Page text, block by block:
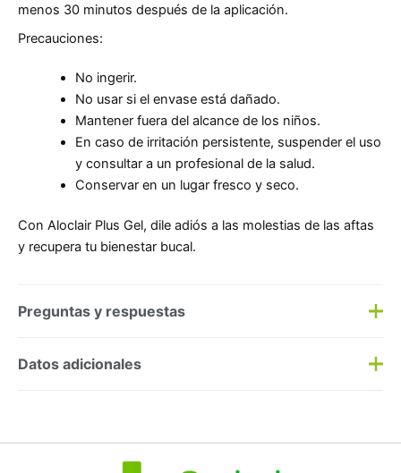
menos 30 minutos después de la aplicación.
Precauciones:
No ingerir.
No usar si el envase está dañado.
Mantener fuera del alcance de los niños.
En caso de irritación persistente, suspender el uso
y consultar a un profesional de la salud.
Conservar en un lugar fresco y seco.
Con Aloclair Plus Gel, dile adiós a las molestias de las aftas
y recupera tu bienestar bucal.
Preguntas y respuestas
Preguntas y respuestas
Datos adicionales